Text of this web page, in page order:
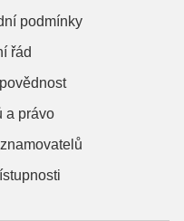
podmínky
řád
a právo